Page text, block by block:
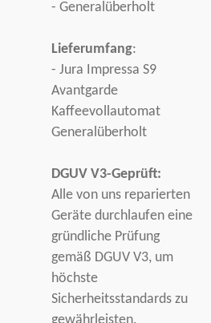
- Generalüberholt
Lieferumfang:
- Jura Impressa S9
Avantgarde
Kaffeevollautomat
Generalüberholt
DGUV V3-Geprüft:
Alle von uns reparierten
Geräte durchlaufen eine
gründliche Prüfung
gemäß DGUV V3, um
höchste
Sicherheitsstandards zu